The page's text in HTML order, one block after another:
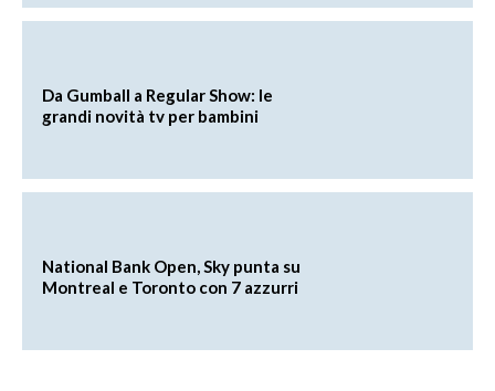
Da Gumball a Regular Show: le
grandi novità tv per bambini
National Bank Open, Sky punta su
Montreal e Toronto con 7 azzurri